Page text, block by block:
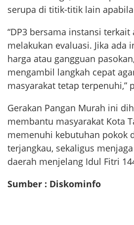
serupa di titik-titik lain
“DP3 bersama instansi terkait
melakukan evaluasi. Jika ada
harga atau gangguan
mengambil langkah cepat
masyarakat tetap terpenuhi,”
Gerakan Pangan Murah ini
membantu masyarakat Kota
memenuhi kebutuhan pokok
terjangkau, sekaligus
daerah menjelang Idul Fitri
Sumber : Diskominfo